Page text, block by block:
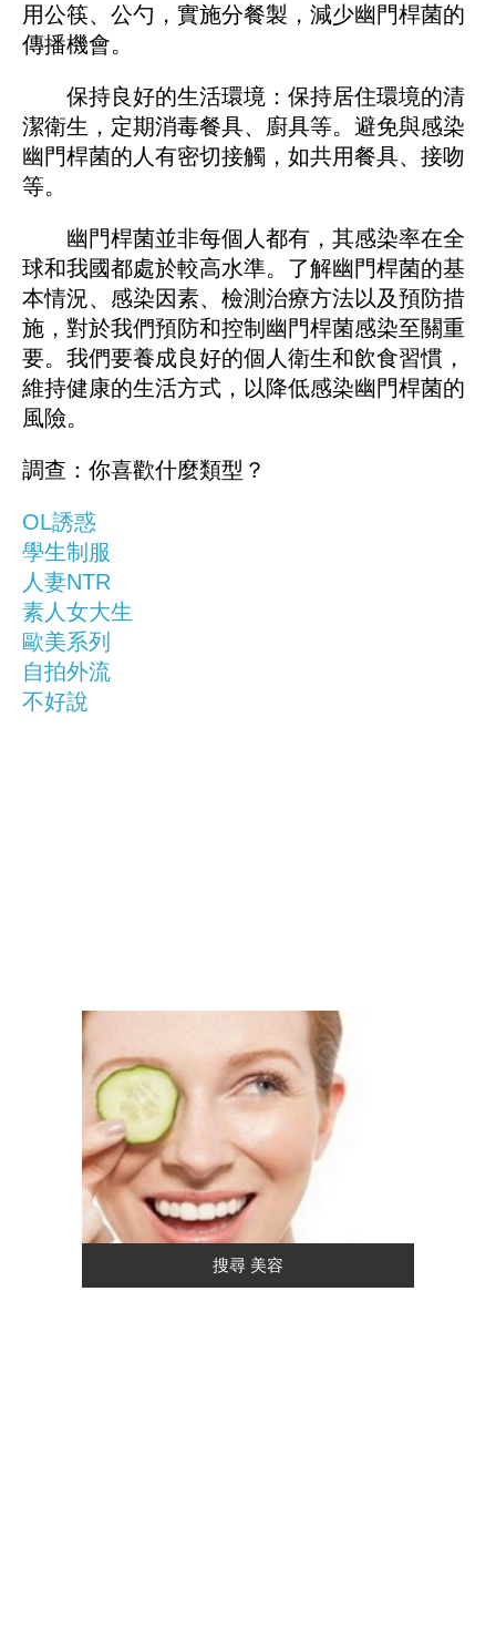
用公筷、公勺，實施分餐製，減少幽門桿菌的
傳播機會。
保持良好的生活環境：保持居住環境的清
潔衛生，定期消毒餐具、廚具等。避免與感染
幽門桿菌的人有密切接觸，如共用餐具、接吻
等。
幽門桿菌並非每個人都有，其感染率在全
球和我國都處於較高水準。了解幽門桿菌的基
本情況、感染因素、檢測治療方法以及預防措
施，對於我們預防和控制幽門桿菌感染至關重
要。我們要養成良好的個人衛生和飲食習慣，
維持健康的生活方式，以降低感染幽門桿菌的
風險。
調查：你喜歡什麼類型？
OL誘惑
學生制服
人妻NTR
素人女大生
歐美系列
自拍外流
不好說